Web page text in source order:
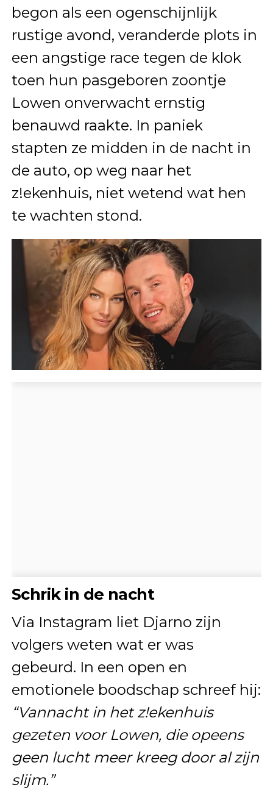
begon als een ogenschijnlijk
rustige avond, veranderde plots in
een angstige race tegen de klok
toen hun pasgeboren zoontje
Lowen onverwacht ernstig
benauwd raakte. In paniek
stapten ze midden in de nacht in
de auto, op weg naar het
z!ekenhuis, niet wetend wat hen
te wachten stond.
Schrik in de nacht
Via Instagram liet Djarno zijn
volgers weten wat er was
gebeurd. In een open en
emotionele boodschap schreef hij:
“Vannacht in het z!ekenhuis
gezeten voor Lowen, die opeens
geen lucht meer kreeg door al zijn
slijm.”